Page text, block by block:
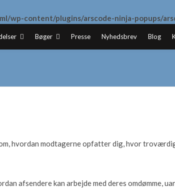
wp-content/plugins/arscode-ninja-popups/
Bøger Presse Nyhedsbrev Blog
hvordan modtagerne opfatter dig, hvor
afsendere kan arbejde med deres omdømme,